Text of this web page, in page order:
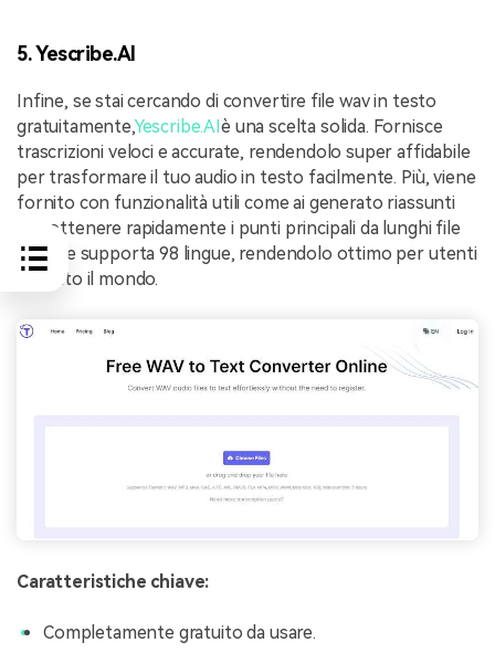
5. Yescribe.AI
Infine, se stai cercando di convertire file wav in testo
gratuitamente,Yescribe.AIè una scelta solida. Fornisce
trascrizioni veloci e accurate, rendendolo super affidabile
per trasformare il tuo audio in testo facilmente. Più, viene
fornito con funzionalità utili come ai generato riassunti
per ottenere rapidamente i punti principali da lunghi file
audio, e supporta 98 lingue, rendendolo ottimo per utenti
da tutto il mondo.
Caratteristiche chiave:
Completamente gratuito da usare.